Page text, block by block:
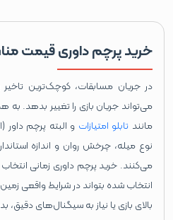
خرید پرچم داوری قیمت
در جریان مسابقات، کوچک‌ترین
می‌تواند جریان بازی را تغییر بدهد. به
مانند تابلو امتیازات و البته پرچم
نوع میله، چرخش روان و اندازه
می‌کنند. خرید پرچم داوری زمانی
انتخاب ‌شده بتواند در شرایط واقعی
بالای بازی یا نیاز به سیگنال‌های